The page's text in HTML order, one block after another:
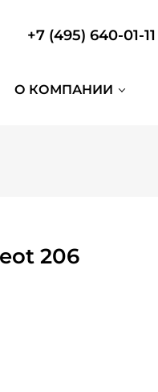
+7 (495) 640-01-11
О КОМПАНИИ
206